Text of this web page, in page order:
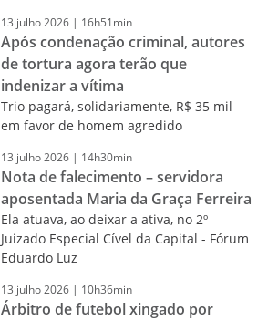
13 julho2026 | 16h51min
Após condenação criminal, autores
de tortura agora terão que
indenizar a vítima
Trio pagará, solidariamente, R$ 35 mil
em favor de homem agredido
13 julho2026 | 14h30min
Nota de falecimento – servidora
aposentada Maria da Graça Ferreira
Ela atuava, ao deixar a ativa, no 2º
Juizado Especial Cível da Capital - Fórum
Eduardo Luz
13 julho2026 | 10h36min
Árbitro de futebol xingado por